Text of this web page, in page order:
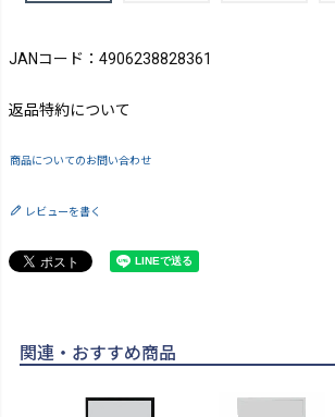
JANコード：4906238828361
返品特約について
商品についてのお問い合わせ
レビューを書く
関連・おすすめ商品